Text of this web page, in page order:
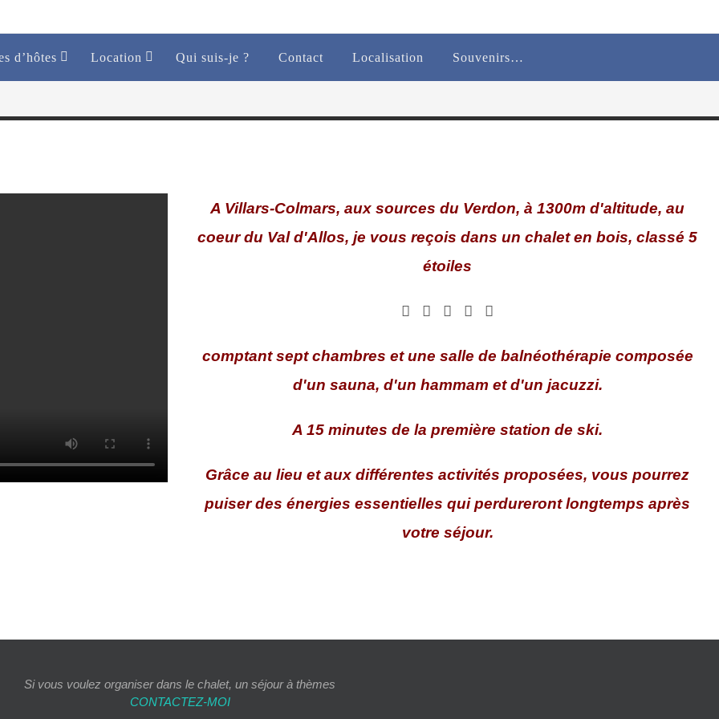
d’hôtes Location Qui suis-je ? Contact Localisation Souvenirs…
A Villars-Colmars, aux sources du Verdon, à 1300m d'altitude, au
coeur du Val d'Allos, je vous reçois dans un chalet en bois, classé 5
étoiles
comptant sept chambres et une salle de balnéothérapie composée
d'un sauna, d'un hammam et d'un jacuzzi.
A 15 minutes de la première station de ski.
Grâce au lieu et aux différentes activités proposées, vous pourrez
puiser des énergies essentielles qui perdureront longtemps après
votre séjour.
Si vous voulez organiser dans le chalet, un séjour à thèmes
CONTACTEZ-MOI